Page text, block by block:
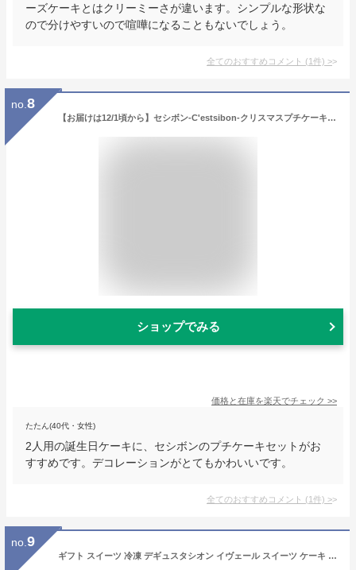
ーズケーキとはクリーミーさが違います。シンプルな形状な
ので分けやすいので喧嘩になることもないでしょう。
全てのおすすめコメント (1件) >
no. 8
【お届けは12/1頃から】セシボン-C'estsibon-クリスマスプチケーキ×「彩」上生菓子セット10個入 お歳暮 クリスマス スイーツ プレゼント プチギフト ギフト お祝い 誕生日 タルト 生菓子 お菓子 和菓子 洋菓子 瀬止凡 冷凍 おうちでクリスマス
ショップでみる
価格と在庫を楽天でチェック >>
たたん(40代・女性)
2人用の誕生日ケーキに、セシボンのプチケーキセットがお
すすめです。デコレーションがとてもかわいいです。
全てのおすすめコメント (1件) >
no. 9
ギフト スイーツ 冷凍 デギュスタシオン イヴェール スイーツ ケーキ 詰め合わせ カラフル お取り寄せ プレゼント 人気 おすすめ 手土産 おしゃれ 洋菓子 内祝い お返し 誕生日 敬老の日